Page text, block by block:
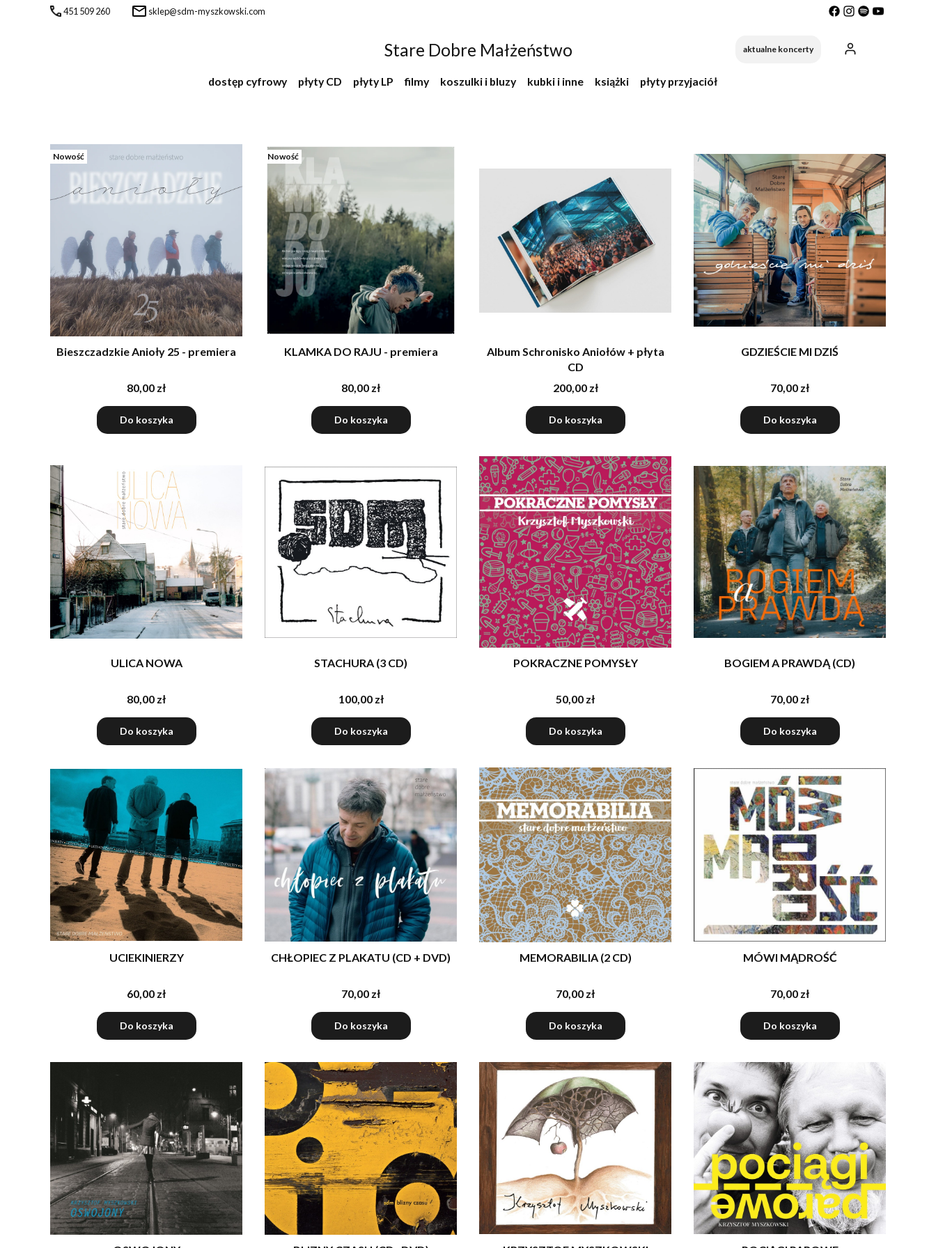
451 509 260 sklep@sdm-myszkowski.com
Stare Dobre Małżeństwo aktualne koncerty
dostęp cyfrowy płyty CD płyty LP filmy koszulki i bluzy kubki i inne książki płyty przyjaciół
Nowość
Bieszczadzkie Anioły 25 - premiera
80,00 zł
Do koszyka
Nowość
KLAMKA DO RAJU - premiera
80,00 zł
Do koszyka
Album Schronisko Aniołów + płyta
CD
200,00 zł
Do koszyka
GDZIEŚCIE MI DZIŚ
70,00 zł
Do koszyka
ULICA NOWA
80,00 zł
Do koszyka
STACHURA (3 CD)
100,00 zł
Do koszyka
POKRACZNE POMYSŁY
50,00 zł
Do koszyka
BOGIEM A PRAWDĄ (CD)
70,00 zł
Do koszyka
UCIEKINIERZY
60,00 zł
Do koszyka
CHŁOPIEC Z PLAKATU (CD + DVD)
70,00 zł
Do koszyka
MEMORABILIA (2 CD)
70,00 zł
Do koszyka
MÓWI MĄDROŚĆ
70,00 zł
Do koszyka